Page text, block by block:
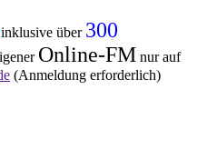
inklusive über 300
Online-FM nur auf
(Anmeldung erforderlich)